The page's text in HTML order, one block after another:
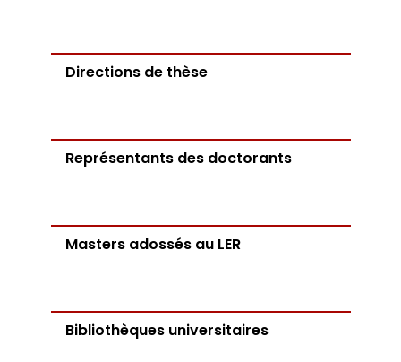
Directions de thèse
Représentants des doctorants
Masters adossés au LER
Bibliothèques universitaires